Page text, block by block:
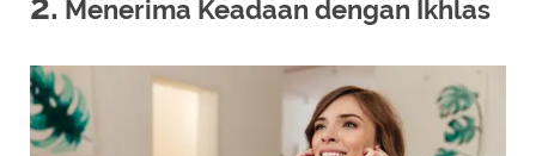
Menerima Keadaan dengan Ikhlas